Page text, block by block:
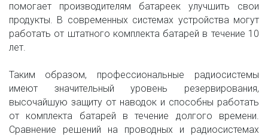
помогает производителям батареек улучшить свои
продукты. В современных системах устройства могут
работать от штатного комплекта батарей в течение 10
лет.
Таким образом, профессиональные радиосистемы
имеют значительный уровень резервирования,
высочайшую защиту от наводок и способны работать
от комплекта батарей в течение долгого времени.
Сравнение решений на проводных и радиосистемах